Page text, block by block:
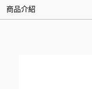
商品介紹